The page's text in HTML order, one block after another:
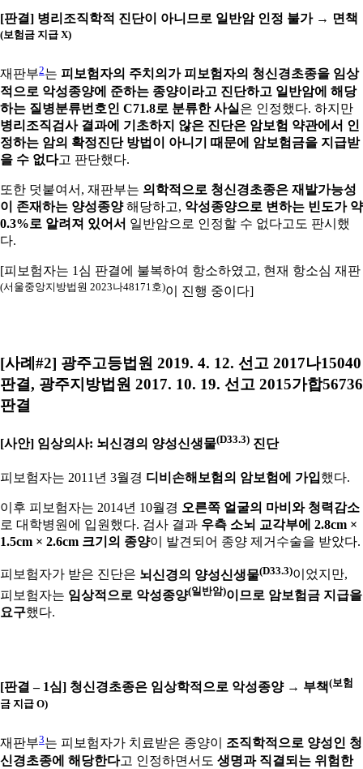
[판결] 병리조직학적 진단이 아니므로 일반암 인정 불가 → 면책
(보험금 지급 X)
재판부2는 피보험자의 주치의가 피보험자의 청신경초종을 임상
적으로 악성종양에 준하는 종양이라고 진단하고 일반암에 해당
하는 질병분류번호인 C71.8로 분류한 사실 은 인정했다. 하지만
병리조직검사 결과에 기초하지 않은 진단은 암보험 약관에서 인
정하는 암의 확정진단 방법이 아니기 때문에 암보험금을 지급받
을 수 없다고 판단했다.
또한 덧붙여서, 재판부는 의학적으로 청신경초종은 재발가능성
이 존재하는 양성종양해당하고, 악성종양으로 변하는 빈도가 약
0.3%로 알려져 있어서 일반암으로 인정할 수 없다고도 판시했
다.
[피보험자는 1심 판결에 불복하여 항소하였고, 현재 항소심 재판
(서울중앙지방법원 2023나48171호)이 진행 중이다]
[사례#2] 광주고등법원 2019. 4. 12. 선고 2017나15040
판결, 광주지방법원 2017. 10. 19. 선고 2015가합56736
판결
[사안] 임상의사: 뇌신경의 양성신생물(D33.3) 진단
피보험자는 2011년 3월경 디비손해보험의 암보험에 가입했다.
이후 피보험자는 2014년 10월경 오른쪽 얼굴의 마비와 청력감소
로 대학병원에 입원했다. 검사 결과 우측 소뇌 교각부에 2.8cm ×
1.5cm × 2.6cm 크기의 종양이 발견되어 종양 제거수술을 받았다.
피보험자가 받은 진단은 뇌신경의 양성신생물(D33.3)이었지만,
피보험자는 임상적으로 악성종양(일반암)이므로 암보험금 지급을
요구했다.
[판결 – 1심] 청신경초종은 임상학적으로 악성종양 → 부책(보험
금 지급 O)
재판부3는 피보험자가 치료받은 종양이 조직학적으로 양성인 청
신경초종에 해당한다고 인정하면서도 생명과 직결되는 위험한